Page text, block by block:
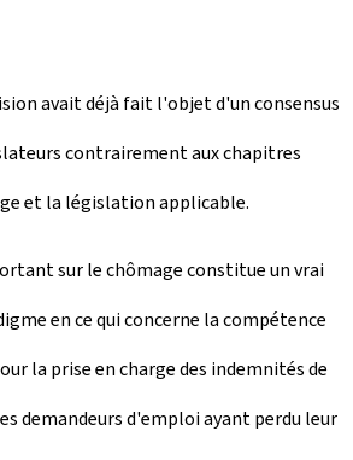
avait déjà fait l'objet d'un consensus
contrairement aux chapitres
et la législation applicable.
sur le chômage constitue un vrai
en ce qui concerne la compétence
la prise en charge des indemnités de
demandeurs d'emploi ayant perdu leur